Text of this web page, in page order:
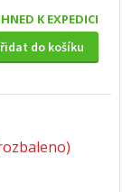
K EXPEDICI
do košíku